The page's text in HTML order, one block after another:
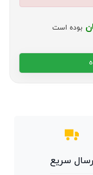
بوده است
سریع